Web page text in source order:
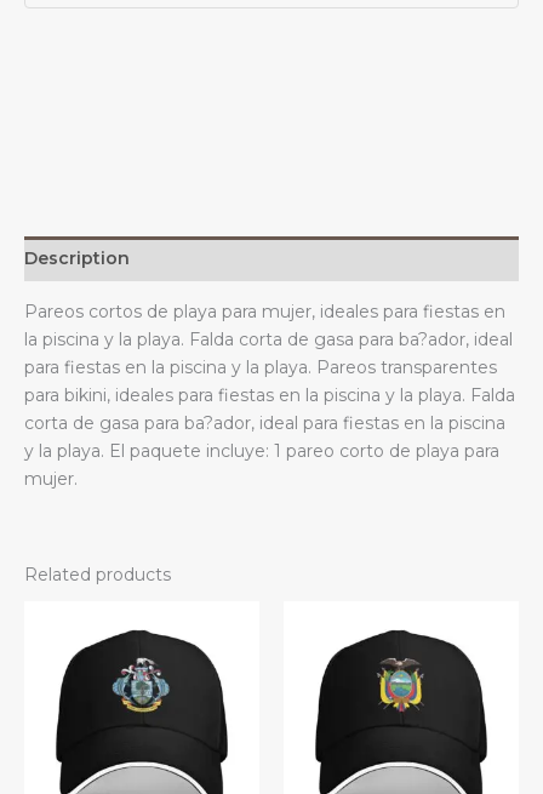
de
quantity
Description
Pareos cortos de playa para mujer, ideales para fiestas en
la piscina y la playa. Falda corta de gasa para ba?ador, ideal
para fiestas en la piscina y la playa. Pareos transparentes
para bikini, ideales para fiestas en la piscina y la playa. Falda
corta de gasa para ba?ador, ideal para fiestas en la piscina
y la playa. El paquete incluye: 1 pareo corto de playa para
mujer.
Related products